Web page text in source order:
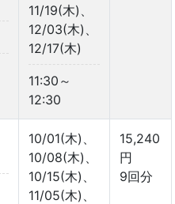
11/19(木)、
12/03(木)、
12/17(木)
11:30～
12:30
10/01(木)、
10/08(木)、
10/15(木)、
11/05(木)、
15,240
円
9回分